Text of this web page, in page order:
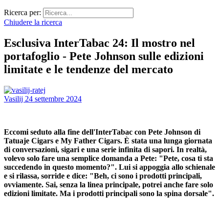
Ricerca per:
Chiudere la ricerca
Esclusiva InterTabac 24: Il mostro nel
portafoglio - Pete Johnson sulle edizioni
limitate e le tendenze del mercato
Vasilij 24 settembre 2024
Eccomi seduto alla fine dell'InterTabac con Pete Johnson di
Tatuaje Cigars e My Father Cigars. È stata una lunga giornata
di conversazioni, sigari e una serie infinita di sapori. In realtà,
volevo solo fare una semplice domanda a Pete: "Pete, cosa ti sta
succedendo in questo momento?". Lui si appoggia allo schienale
e si rilassa, sorride e dice: "Beh, ci sono i prodotti principali,
ovviamente. Sai, senza la linea principale, potrei anche fare solo
edizioni limitate. Ma i prodotti principali sono la spina dorsale".